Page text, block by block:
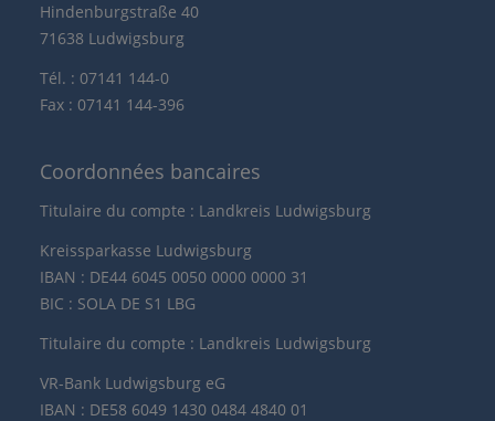
Hindenburgstraße 40
71638 Ludwigsburg
Tél. : 07141 144-0
Fax : 07141 144-396
Coordonnées bancaires
Titulaire du compte : Landkreis Ludwigsburg
Kreissparkasse Ludwigsburg
IBAN : DE44 6045 0050 0000 0000 31
BIC : SOLA DE S1 LBG
Titulaire du compte : Landkreis Ludwigsburg
VR-Bank Ludwigsburg eG
IBAN : DE58 6049 1430 0484 4840 01